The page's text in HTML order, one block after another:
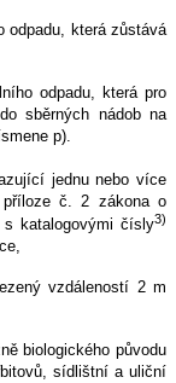
odpadu, která zůstává
odpadu, která pro
sběrných nádob na
p).
jednu nebo více
příloze č. 2 zákona o
s katalogovými čísly3)
vzdáleností 2 m
biologického původu
sídlištní a uliční